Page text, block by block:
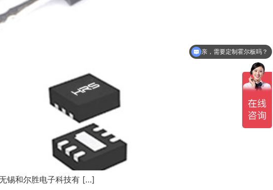
锡和尔胜电子科技有 […]
亲，要什么霍尔元件呢？
亲，需要定制霍尔板吗？